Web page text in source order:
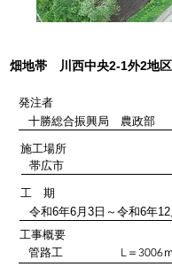
畑地帯 川西中央2-1外2地
発注者
十勝総合振興局 農政部
施工場所
帯広市
工 期
令和6年6月3日～令和6年12
工事概要
​管路工 L＝3006ｍ